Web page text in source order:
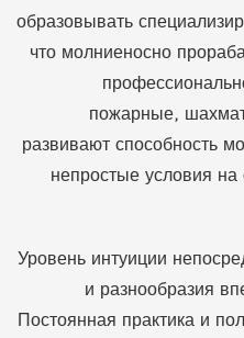
образовывать
что молниеносно
пожарные,
развивают способность
непростые условия
Уровень интуиции
и разнообразия
Постоянная практика и